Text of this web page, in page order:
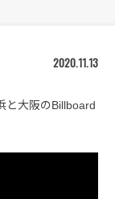
2020.11.13
と大阪のBillboard